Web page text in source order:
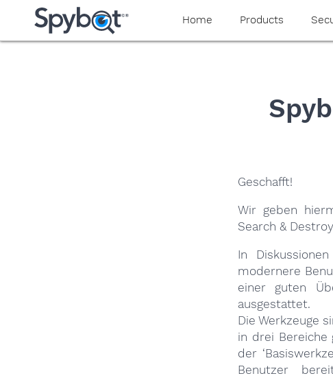
yaaaeag20
Home Products
Geschafft!
Wir geben
Search &
In
modernere
einer guten
ausgestattet.
Die Werkzeuge
in drei Bereiche
der
Benutzer